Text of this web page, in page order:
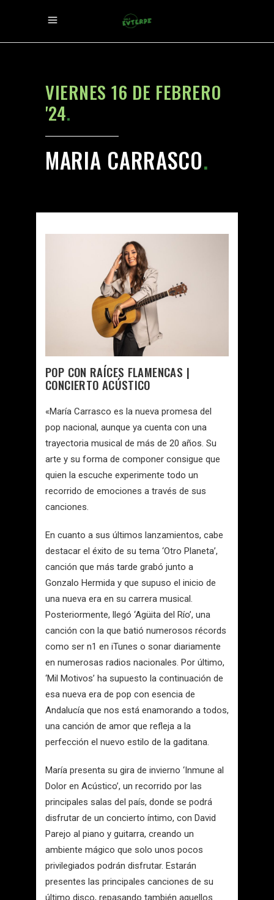
VIERNES 16 DE FEBRERO
'24.
MARIA CARRASCO.
POP CON RAÍCES FLAMENCAS |
CONCIERTO ACÚSTICO
«María Carrasco es la nueva promesa del
pop nacional, aunque ya cuenta con una
trayectoria musical de más de 20 años. Su
arte y su forma de componer consigue que
quien la escuche experimente todo un
recorrido de emociones a través de sus
canciones.
En cuanto a sus últimos lanzamientos, cabe
destacar el éxito de su tema ‘Otro Planeta’,
canción que más tarde grabó junto a
Gonzalo Hermida y que supuso el inicio de
una nueva era en su carrera musical.
Posteriormente, llegó ‘Agüita del Río’, una
canción con la que batió numerosos récords
como ser n1 en iTunes o sonar diariamente
en numerosas radios nacionales. Por último,
‘Mil Motivos’ ha supuesto la continuación de
esa nueva era de pop con esencia de
Andalucía que nos está enamorando a todos,
una canción de amor que refleja a la
perfección el nuevo estilo de la gaditana.
María presenta su gira de invierno ‘Inmune al
Dolor en Acústico’, un recorrido por las
principales salas del país, donde se podrá
disfrutar de un concierto íntimo, con David
Parejo al piano y guitarra, creando un
ambiente mágico que solo unos pocos
privilegiados podrán disfrutar. Estarán
presentes las principales canciones de su
último disco, repasando también aquellos